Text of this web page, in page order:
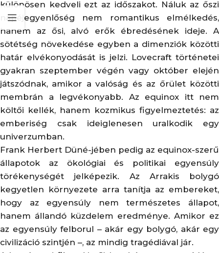
különösen kedveli ezt az időszakot. Náluk az őszi
napéjegyenlőség nem romantikus elmélkedés,
hanem az ősi, alvó erők ébredésének ideje. A
sötétség növekedése egyben a dimenziók közötti
határ elvékonyodását is jelzi. Lovecraft történetei
gyakran szeptember végén vagy október elején
játszódnak, amikor a valóság és az őrület közötti
membrán a legvékonyabb. Az equinox itt nem
költői kellék, hanem kozmikus figyelmeztetés: az
emberiség csak ideiglenesen uralkodik egy
univerzumban.
Frank Herbert Düné-jében pedig az equinox-szerű
állapotok az ökológiai és politikai egyensúly
törékenységét jelképezik. Az Arrakis bolygó
kegyetlen környezete arra tanítja az embereket,
hogy az egyensúly nem természetes állapot,
hanem állandó küzdelem eredménye. Amikor ez
az egyensúly felborul – akár egy bolygó, akár egy
civilizáció szintjén –, az mindig tragédiával jár.